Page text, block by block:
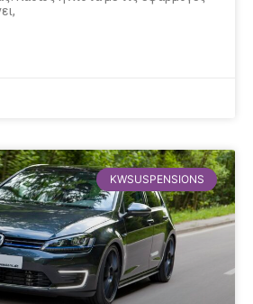
KWSUSPENSIONS